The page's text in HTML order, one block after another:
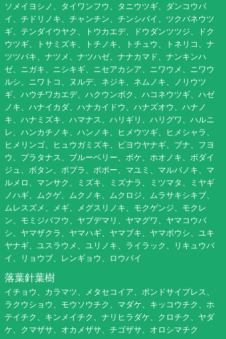
ソメイヨシノ、タイワンフウ、タニウツギ、ダンコウバ
イ、チドリノキ、チャンチン、チンシバイ、ツクバネウツ
ギ、テンダイウヤク、トウカエデ、ドウダンツツジ、ドク
ウツギ、トサミズキ、トチノキ、トチュウ、トネリコ、ナ
ツツバキ、ナツメ、ナツハゼ、ナナカマド、ナンキンハ
ゼ、ニガキ、ニシキギ、ニセアカシア、ニワウメ、ニワウ
ルシ、ニワトコ、ヌルデ、ネジキ、ネムノキ、ノリウツ
ギ、ハウチワカエデ、ハクウンボク、ハコネウツギ、ハゼ
ノキ、ハナイカダ、ハナカイドウ、ハナズオウ、ハナノ
キ、ハナミズキ、ハマナス、ハリギリ、ハリグワ、ハルニ
レ、ハンカチノキ、ハンノキ、ヒメウツギ、ヒメシャラ、
ヒメリンゴ、ヒュウガミズキ、ビヨウヤナギ、ブナ、フヨ
ウ、プラタナス、ブルーベリー、ボケ、ホオノキ、ボダイ
ジュ、ボタン、ポプラ、ポポー、マユミ、マルバノキ、マ
ルメロ、マンサク、ミズキ、ミズナラ、ミツマタ、ミヤギ
ノハギ、ムクゲ、ムクノキ、ムクロジ、ムラサキシキブ、
ムレスズメ、メギ、メグスリノキ、モクゲンジ、モクレ
ン、モミジバフウ、ヤブデマリ、ヤマグワ、ヤマコウバ
シ、ヤマザクラ、ヤマハギ、ヤマブキ、ヤマボウシ、ユキ
ヤナギ、ユスラウメ、ユリノキ、ライラック、リキュウバ
イ、リョウブ、レンギョウ、ロウバイ
落葉針葉樹
イチョウ、カラマツ、メタセコイア、ポンドサイプレス、
ラクウショウ、モウソウチク、マダケ、キッコウチク、ホ
テイチク、キンメイチク、ナリヒラダケ、クロチク、ヤダ
ケ、クマザサ、オカメザサ、チゴザサ、オロシマチク